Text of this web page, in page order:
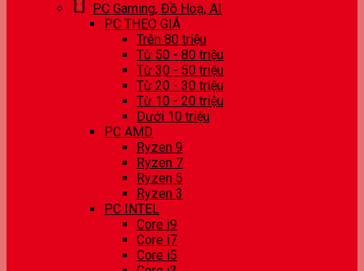
PC Gaming, Đồ Hoạ, AI
PC THEO GIÁ
Trên 80 triệu
Từ 50 - 80 triệu
Từ 30 - 50 triệu
Từ 20 - 30 triệu
Từ 10 - 20 triệu
Dưới 10 triệu
PC AMD
Ryzen 9
Ryzen 7
Ryzen 5
Ryzen 3
PC INTEL
Core i9
Core i7
Core i5